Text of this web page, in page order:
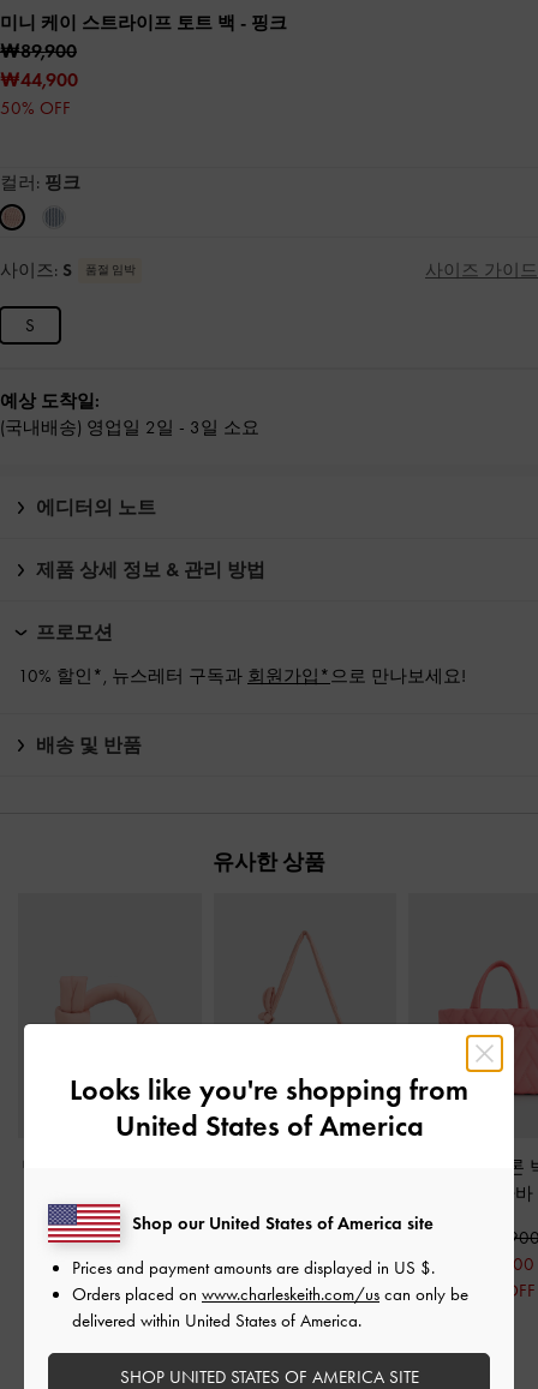
미니 케이 스트라이프 토트 백 - 핑크
₩89,900
₩44,900
50% OFF
컬러: 핑크
사이즈: S 품절 임박 사이즈 가이드
S
예상 도착일:
(국내배송) 영업일 2일 - 3일 소요
에디터의 노트
제품 상세 정보 & 관리 방법
프로모션
10% 할인*, 뉴스레터 구독과 회원가입*으로 만나보세요!
배송 및 반품
유사한 상품
델릴라 나일론 보우 퍼
₩79,900
₩39,900
50% OFF
₩59,900
50% OFF
나일론 쉐브론
구아
₩74,100
30% OFF
Looks like you're shopping from
United States of America
Shop our United States of America site
Prices and payment amounts are displayed in US $.
Orders placed on www.charleskeith.com/us can only be
delivered within United States of America.
SHOP UNITED STATES OF AMERICA SITE